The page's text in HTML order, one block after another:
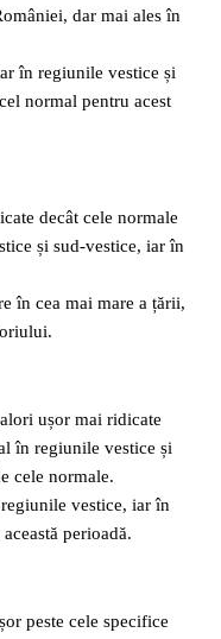
dar mai ales în
în regiunile vestice și
normal pentru acest
decât cele normale
și sud-vestice, iar în
în cea mai mare a țării,
ușor mai ridicate
în regiunile vestice și
cele normale.
vestice, iar în
perioadă.
peste cele specifice